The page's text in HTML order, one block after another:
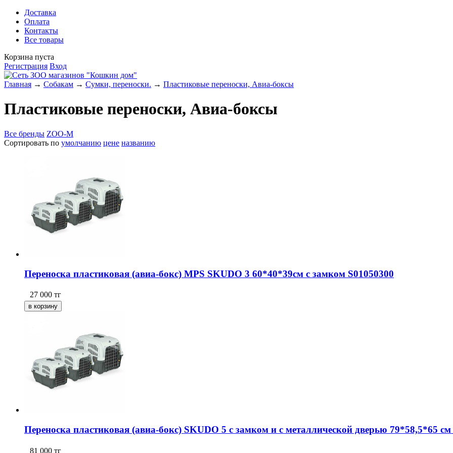
Доставка
Оплата
Контакты
Все товары
Корзина пуста
Регистрация Вход
Главная → Собакам → Сумки, переноски. → Пластиковые переноски, Авиа-боксы
Пластиковые переноски, Авиа-боксы
Все бренды ZOO-M
Сортировать по умолчанию цене названию
Переноска пластиковая (авиа-бокс) MPS SKUDO 3 60*40*39см c замком S01050300
27 000 тг
Переноска пластиковая (авиа-бокс) SKUDO 5 c замком и с металлической дверью 79*58,5*65 см
81 000 тг